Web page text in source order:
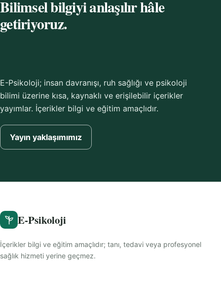
Bilimsel bilgiyi anlaşılır hâle
getiriyoruz.
E-Psikoloji; insan davranışı, ruh sağlığı ve psikoloji
bilimi üzerine kısa, kaynaklı ve erişilebilir içerikler
yayımlar. İçerikler bilgi ve eğitim amaçlıdır.
Yayın yaklaşımımız
E-Psikoloji
İçerikler bilgi ve eğitim amaçlıdır; tanı, tedavi veya profesyonel
sağlık hizmeti yerine geçmez.